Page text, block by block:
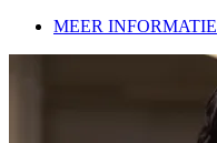
MEER INFORMATIE